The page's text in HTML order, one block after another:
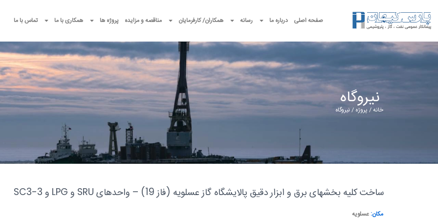
صفحه اصلی درباره ما رسانه همکاران/ کارفرمایان مناقصه و مزایده پروژه ها همکاری با ما تماس با ما
نیروگاه
خانه/ پروژه / نیروگاه
ساخت کلیه بخشهای برق و ابزار دقیق پالایشگاه گاز عسلویه (فاز 19) – واحدهای SRU و LPG و SC3-3
مکان: عسلویه